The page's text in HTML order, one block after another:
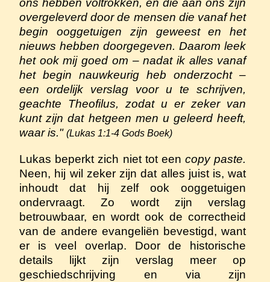
ons hebben voltrokken, en die aan ons zijn
overgeleverd door de mensen die vanaf het
begin ooggetuigen zijn geweest en het
nieuws hebben doorgegeven. Daarom leek
het ook mij goed om – nadat ik alles vanaf
het begin nauwkeurig heb onderzocht –
een ordelijk verslag voor u te schrijven,
geachte Theofilus, zodat u er zeker van
kunt zijn dat hetgeen men u geleerd heeft,
waar is." (Lukas 1:1-4 Gods Boek)
Lukas beperkt zich niet tot eencopy paste.
Neen, hij wil zeker zijn dat alles juist is, wat
inhoudt dat hij zelf ook ooggetuigen
ondervraagt. Zo wordt zijn verslag
betrouwbaar, en wordt ook de correctheid
van de andere evangeliën bevestigd, want
er is veel overlap. Door de historische
details lijkt zijn verslag meer op
geschiedschrijving en via zijn